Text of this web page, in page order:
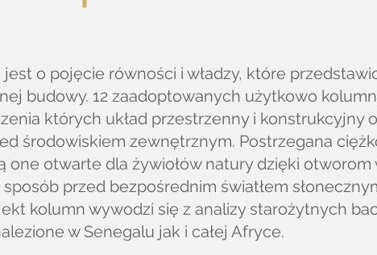
o pojęcie równości i władzy, które
budowy. 12 zaadoptowanych użytkowo
których układ przestrzenny i konstrukcyjny
środowiskiem zewnętrznym. Postrzegana
one otwarte dla żywiołów natury dzięki otworom
przed bezpośrednim światłem
kolumn wywodzi się z analizy starożytnych
w Senegalu jak i całej Afryce.